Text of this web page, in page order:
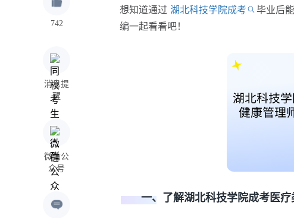
742
消息提
醒
微信公
众号
想知道通过 湖北科技学院成考
毕业后
编一起看看吧！
一、了解湖北科技学院成考医疗